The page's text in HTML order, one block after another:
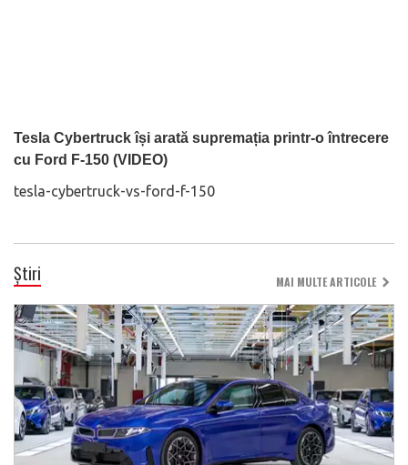
Tesla Cybertruck își arată supremația printr-o întrecere
cu Ford F-150 (VIDEO)
tesla-cybertruck-vs-ford-f-150
Știri MAI MULTE ARTICOLE